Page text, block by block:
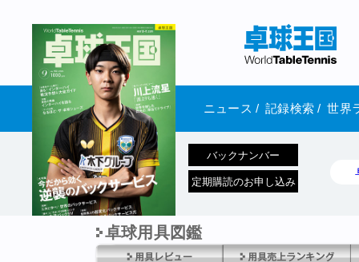
ニュース / 記録検索 / 世界
1970年1月01日 発売
バックナンバー
定期購読のお申し込み
卓球用具図鑑